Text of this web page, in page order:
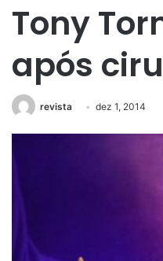
Tony
após
revista dez 1, 2014